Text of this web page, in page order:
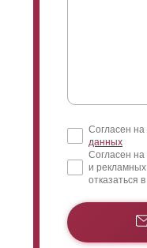
Согласен на
данных
Согласен
и
отказаться